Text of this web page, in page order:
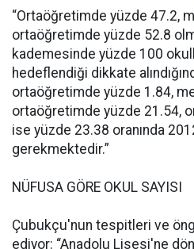
“Ortaöğretimde yüzde 47.2,
ortaöğretimde yüzde 52.8
kademesinde yüzde 100
hedeflendiği dikkate
ortaöğretimde yüzde 1.84,
ortaöğretimde yüzde 21.54,
ise yüzde 23.38 oranında
gerekmektedir.”
NÜFUSA GÖRE OKUL SAYISI
Çubukçu'nun tespitleri ve
ediyor: “Anadolu Lisesi'ne